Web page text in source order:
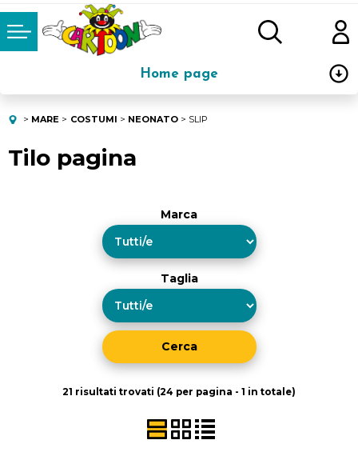
Home page
Abbigliamento
Stoviglie e Pranzo
Natale
Contatti
MARE COSTUMI NEONATO SLIP
Tilo pagina
Marca
Taglia
21 risultati trovati (24 per pagina - 1 in totale)